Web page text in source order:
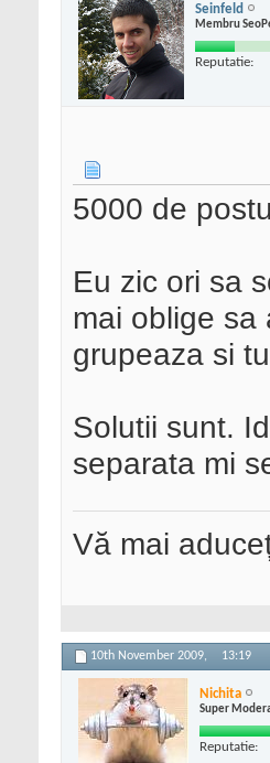
Seinfeld
Membru
Reputatie:
5000 de
Eu zic ori sa
mai oblige sa
grupeaza si
Solutii sunt.
separata mi
Vă mai
10th November 2009, 13:19
Nichita
Super
Reputatie: